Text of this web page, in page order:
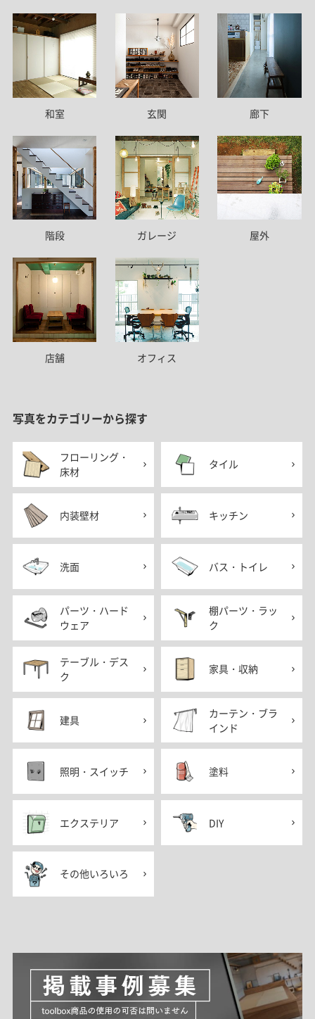
和室 玄関 廊下
階段 ガレージ 屋外
店舗 オフィス
写真をカテゴリーから探す
フローリング・
床材
タイル
内装壁材 キッチン
洗面 バス・トイレ
パーツ・ハード
ウェア
棚パーツ・ラッ
ク
テーブル・デス
ク
家具・収納
建具
カーテン・ブラ
インド
照明・スイッチ 塗料
エクステリア DIY
その他いろいろ